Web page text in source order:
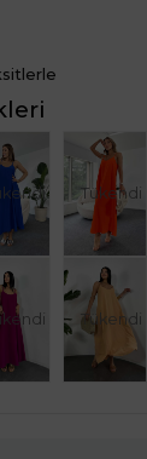
Tükendi
Tükendi